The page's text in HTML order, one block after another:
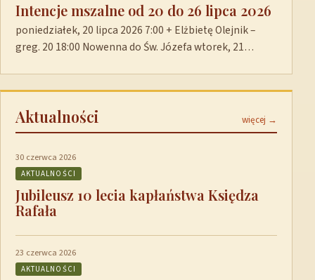
Intencje mszalne od 20 do 26 lipca 2026
poniedziałek, 20 lipca 2026 7:00 + Elżbietę Olejnik –
greg. 20 18:00 Nowenna do Św. Józefa wtorek, 21…
Aktualności więcej →
30 czerwca 2026
AKTUALNOŚCI
Jubileusz 10 lecia kapłaństwa Księdza
Rafała
23 czerwca 2026
AKTUALNOŚCI